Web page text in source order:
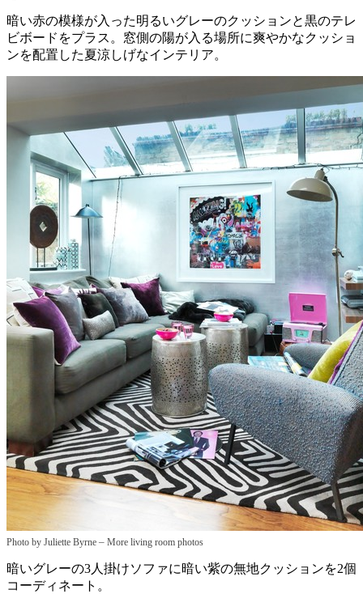
暗い赤の模様が入った明るいグレーのクッションと黒のテレ
ビボードをプラス。窓側の陽が入る場所に爽やかなクッショ
ンを配置した夏涼しげなインテリア。
Photo by Juliette Byrne – More living room photos
暗いグレーの3人掛けソファに暗い紫の無地クッションを2個
コーディネート。